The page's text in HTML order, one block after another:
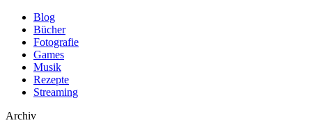
Blog
Bücher
Fotografie
Games
Musik
Rezepte
Streaming
Archiv